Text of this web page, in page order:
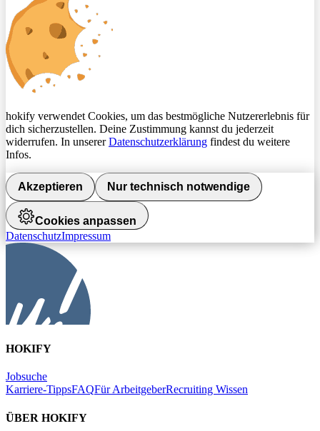
hokify verwendet Cookies, um das bestmögliche Nutzererlebnis für
dich sicherzustellen. Deine Zustimmung kannst du jederzeit
widerrufen. In unsererDatenschutzerklärung findest du weitere
Infos.
Akzeptieren Nur technisch notwendige
Cookies anpassen
DatenschutzImpressum
HOKIFY
Jobsuche
Karriere-TippsFAQFür ArbeitgeberRecruiting Wissen
ÜBER HOKIFY